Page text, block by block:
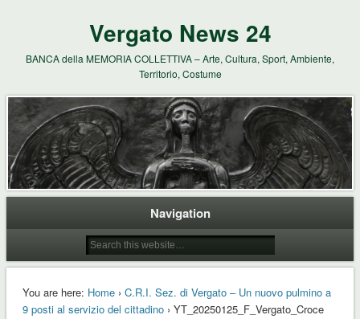
Vergato News 24
BANCA della MEMORIA COLLETTIVA – Arte, Cultura, Sport, Ambiente,
Territorio, Costume
Navigation
You are here: Home› C.R.I. Sez. di Vergato – Un nuovo pulmino a
9 posti al servizio del cittadino› YT_20250125_F_Vergato_Croce